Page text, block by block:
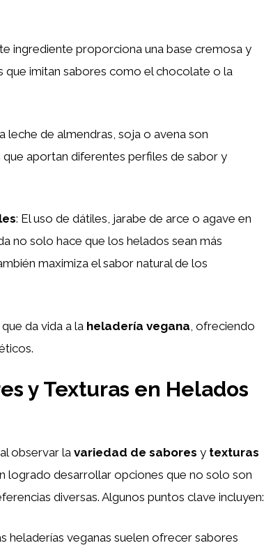
ingrediente proporciona una base cremosa y
que imitan sabores como el chocolate o la
leche de almendras, soja o avena son
aportan diferentes perfiles de sabor y
: El uso de dátiles, jarabe de arce o agave en
no solo hace que los helados sean más
maximiza el sabor natural de los
da vida a la heladería vegana , ofreciendo
y Texturas en Helados
observar la variedad de sabores y texturas
logrado desarrollar opciones que no solo son
diversas. Algunos puntos clave incluyen:
heladerías veganas suelen ofrecer sabores